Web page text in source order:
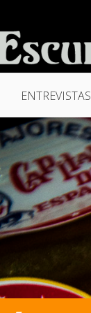
ENTREVISTAS